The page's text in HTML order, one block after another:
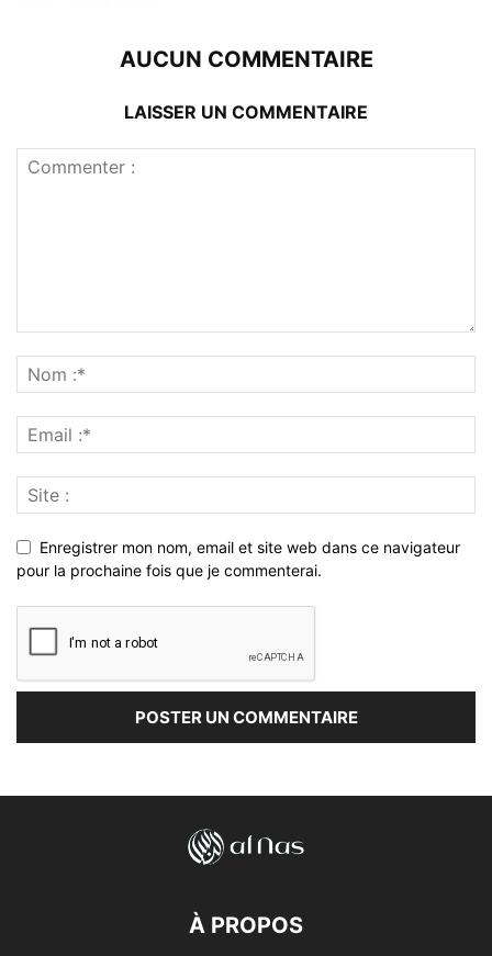
AUCUN COMMENTAIRE
LAISSER UN COMMENTAIRE
Enregistrer mon nom, email et site web dans ce navigateur
pour la prochaine fois que je commenterai.
À PROPOS